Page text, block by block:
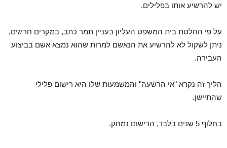
יש להרשיע אותו בפלילים.
על פי החלטת בית המשפט העליון בעניין תמר כתב, במקרים חריגים,
ניתן לשקול לא להרשיע את הנאשם למרות שהוא נמצא אשם בביצוע
העבירה.
הליך זה נקרא "אי הרשעה" והמשמעות שלו היא רישום פלילי
שהתיישן.
בחלוף 5 שנים בלבד, הרישום נמחק.